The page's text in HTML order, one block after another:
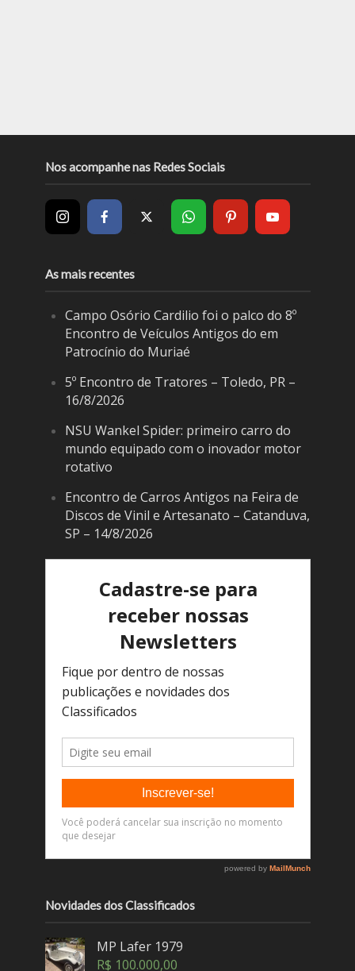
Nos acompanhe nas Redes Sociais
As mais recentes
Campo Osório Cardilio foi o palco do 8º
Encontro de Veículos Antigos do em
Patrocínio do Muriaé
5º Encontro de Tratores – Toledo, PR –
16/8/2026
NSU Wankel Spider: primeiro carro do
mundo equipado com o inovador motor
rotativo
Encontro de Carros Antigos na Feira de
Discos de Vinil e Artesanato – Catanduva,
SP – 14/8/2026
Novidades dos Classificados
MP Lafer 1979
R$ 100.000,00